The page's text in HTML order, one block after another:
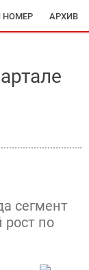
НОМЕР АРХИВ
сегмент
по